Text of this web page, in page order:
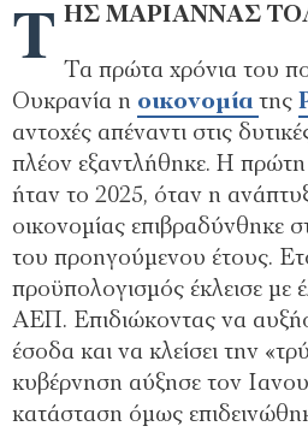
Τ ΗΣ ΜΑΡΙΑΝΝΑΣ
Τα πρώτα χρόνια του
Ουκρανία η οικονοµία της
αντοχές απέναντι στις
πλέον εξαντλήθηκε. Η
ήταν το 2025, όταν η
οικονοµίας επιβραδύνθηκε
του προηγούµενου έτους.
προϋπολογισµός έκλεισε µε
ΑΕΠ. Επιδιώκοντας να
έσοδα και να κλείσει την
κυβέρνηση αύξησε τον
κατάσταση όµως